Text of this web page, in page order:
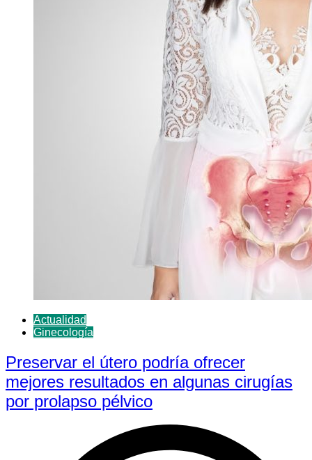
Actualidad
Ginecología
Preservar el útero podría ofrecer
mejores resultados en algunas cirugías
por prolapso pélvico